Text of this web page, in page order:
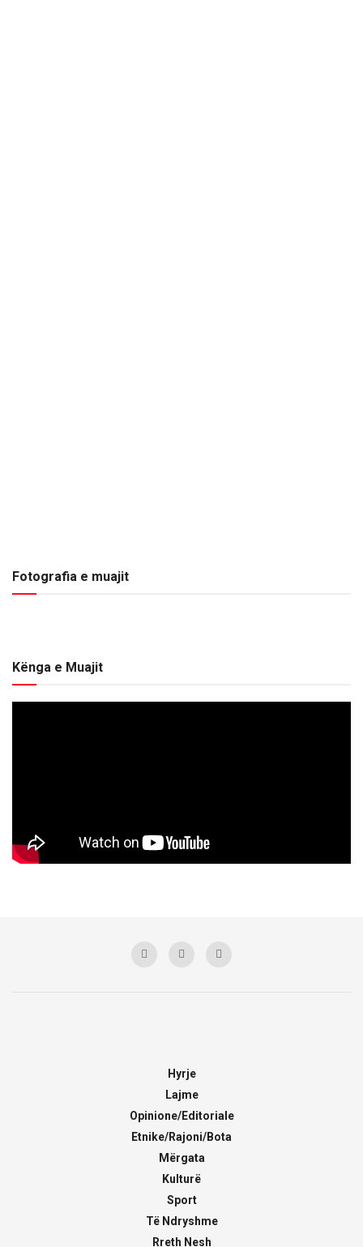
Fotografia e muajit
Kënga e Muajit
Hyrje
Lajme
Opinione/Editoriale
Etnike/Rajoni/Bota
Mërgata
Kulturë
Sport
Të Ndryshme
Rreth Nesh